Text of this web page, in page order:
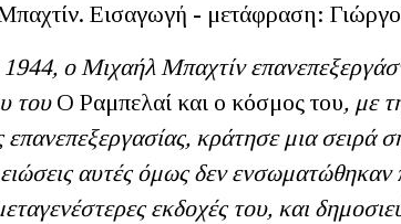
Εισαγωγή - μετάφραση:
1944, ο Μιχαήλ Μπαχτίν
του Ο Ραμπελαί και ο κόσμος του, με
επανεπεξεργασίας, κράτησε μια σειρά
αυτές όμως δεν ενσωματώθηκαν
εκδοχές του, και